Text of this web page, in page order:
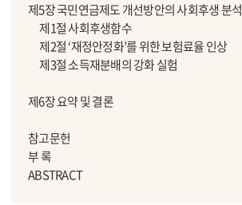
제5장 국민연금제도 개선방안의 사회후생 분석
제1절 사회후생함수
제2절 ‘재정안정화’를 위한 보험료율 인상
제3절 소득재분배의 강화 실험
제6장 요약 및 결론
참고문헌
부 록
ABSTRACT